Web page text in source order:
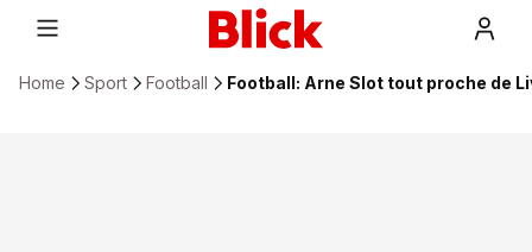
Home Sport Football Football: Arne Slot tout proche de